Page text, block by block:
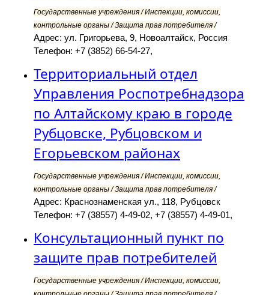
Государственные учреждения / Инспекции, комиссии,
контрольные органы / Защита прав потребителя /
Адрес: ул. Григорьева, 9, Новоалтайск, Россия
Телефон: +7 (3852) 66-54-27,
Территориальный отдел
Управления Роспотребнадзора
по Алтайскому краю в городе
Рубцовске, Рубцовском и
Егорьевском районах
Государственные учреждения / Инспекции, комиссии,
контрольные органы / Защита прав потребителя /
Адрес: Краснознаменская ул., 118, Рубцовск
Телефон: +7 (38557) 4-49-02, +7 (38557) 4-49-01,
Консультационный пункт по
защите прав потребителей
Государственные учреждения / Инспекции, комиссии,